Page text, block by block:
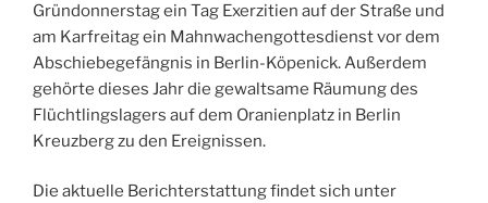
Gründonnerstag ein Tag Exerzitien auf der Straße und
am Karfreitag ein Mahnwachengottesdienst vor dem
Abschiebegefängnis in Berlin-Köpenick. Außerdem
gehörte dieses Jahr die gewaltsame Räumung des
Flüchtlingslagers auf dem Oranienplatz in Berlin
Kreuzberg zu den Ereignissen.
Die aktuelle Berichterstattung findet sich unter